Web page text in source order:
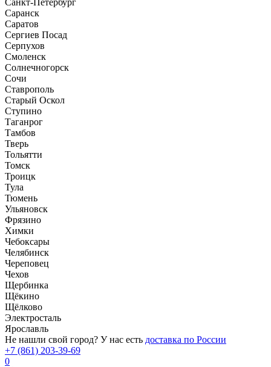
Санкт-Петербург
Саранск
Саратов
Сергиев Посад
Серпухов
Смоленск
Солнечногорск
Сочи
Ставрополь
Старый Оскол
Ступино
Таганрог
Тамбов
Тверь
Тольятти
Томск
Троицк
Тула
Тюмень
Ульяновск
Фрязино
Химки
Чебоксары
Челябинск
Череповец
Чехов
Щербинка
Щёкино
Щёлково
Электросталь
Ярославль
Не нашли свой город? У нас есть доставка по России
+7 (861) 203-39-69
0